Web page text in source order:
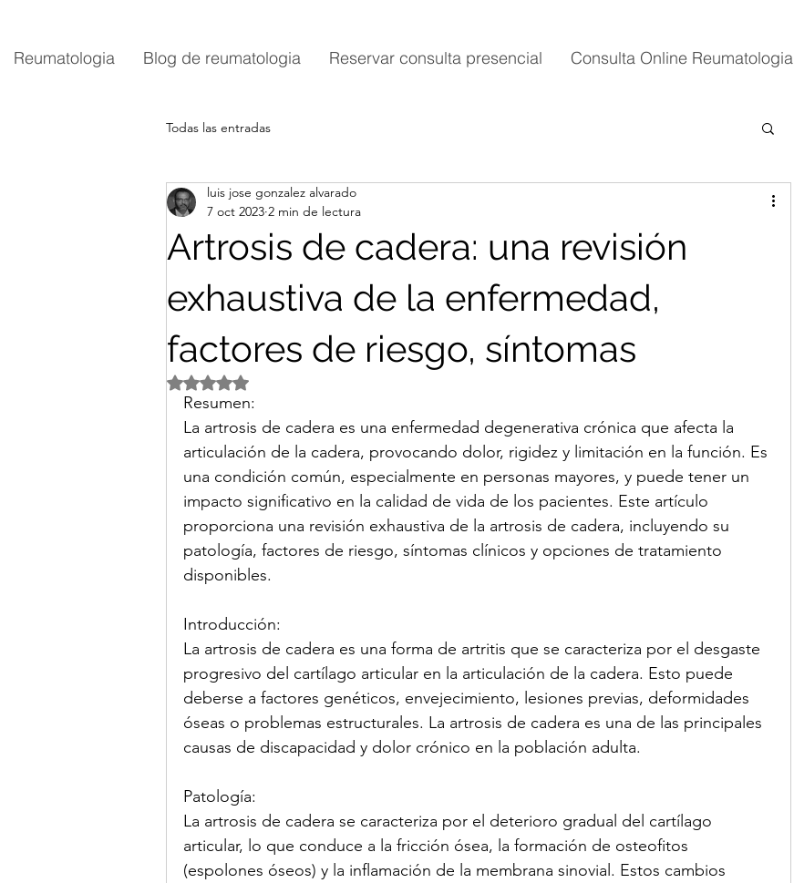
Reumatologia Blog de reumatologia Reservar consulta presencial Consulta Online Reumatologia
Todas las entradas
Artrosis de cadera: una revisión
exhaustiva de la enfermedad,
factores de riesgo, síntomas
luis jose gonzalez alvarado
7 oct 2023 2 min de lectura
Obtuvo NaN de 5 estrellas.
Resumen:
La artrosis de cadera es una enfermedad degenerativa crónica que afecta la
articulación de la cadera, provocando dolor, rigidez y limitación en la función. Es
una condición común, especialmente en personas mayores, y puede tener un
impacto significativo en la calidad de vida de los pacientes. Este artículo
proporciona una revisión exhaustiva de la artrosis de cadera, incluyendo su
patología, factores de riesgo, síntomas clínicos y opciones de tratamiento
disponibles.
Introducción:
La artrosis de cadera es una forma de artritis que se caracteriza por el desgaste
progresivo del cartílago articular en la articulación de la cadera. Esto puede
deberse a factores genéticos, envejecimiento, lesiones previas, deformidades
óseas o problemas estructurales. La artrosis de cadera es una de las principales
causas de discapacidad y dolor crónico en la población adulta.
Patología:
La artrosis de cadera se caracteriza por el deterioro gradual del cartílago
articular, lo que conduce a la fricción ósea, la formación de osteofitos
(espolones óseos) y la inflamación de la membrana sinovial. Estos cambios